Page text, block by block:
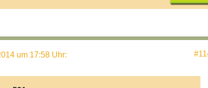
um 17:58 Uhr: